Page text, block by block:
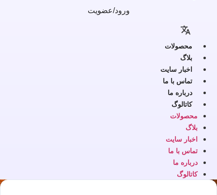
ورود/عضویت
محصولات
بلاگ
اخبار سایت
تماس با ما
درباره ما
کاتالوگ
محصولات
بلاگ
اخبار سایت
تماس با ما
درباره ما
کاتالوگ